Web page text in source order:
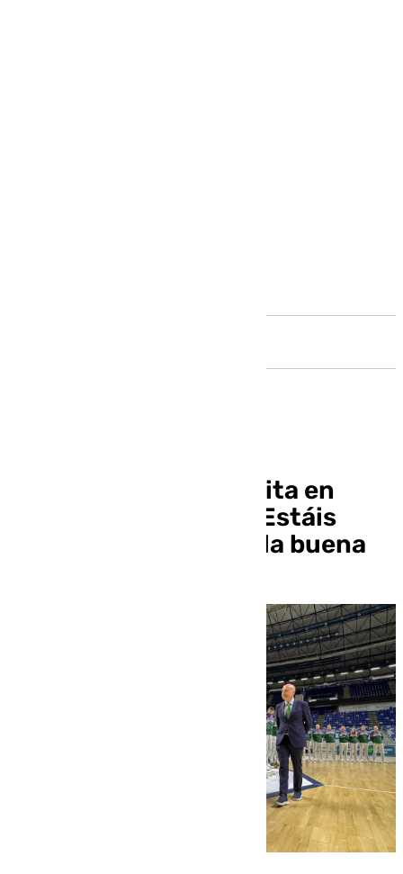
Juanma Moreno felicita en
persona al Unicaja: «Estáis
haciendo historia de la buena